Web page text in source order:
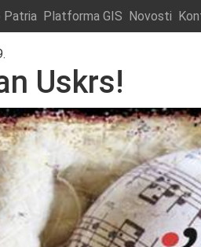
Patria Platforma GIS Novosti
Uskrs!